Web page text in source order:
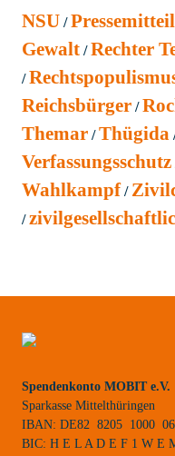
NSU
Gewalt Rechter
Reichsbürger
Themar Thügida
Verfassungsschutz
Wahlkampf
Spendenkonto MOBIT e.V.
Sparkasse Mittelthüringen
IBAN: DE82 8205 1000
BIC: H E L A D E F 1 W E